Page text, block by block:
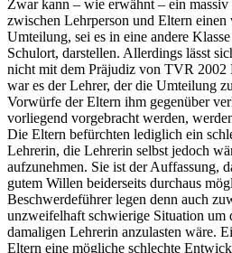
Zwar kann – wie erwähnt – ein massiv
zwischen Lehrperson und Eltern
Umteilung, sei es in eine andere
Schulort, darstellen. Allerdings lässt
nicht mit dem Präjudiz von TVR 2002
war es der Lehrer, der die Umteilung
Vorwürfe der Eltern ihm gegenüber
vorliegend vorgebracht werden,
Die Eltern befürchten lediglich ein
Lehrerin, die Lehrerin selbst jedoch
aufzunehmen. Sie ist der Auffassung,
gutem Willen beiderseits durchaus
Beschwerdeführer legen denn auch
unzweifelhaft schwierige Situation um
damaligen Lehrerin anzulasten wäre.
Eltern eine mögliche schlechte